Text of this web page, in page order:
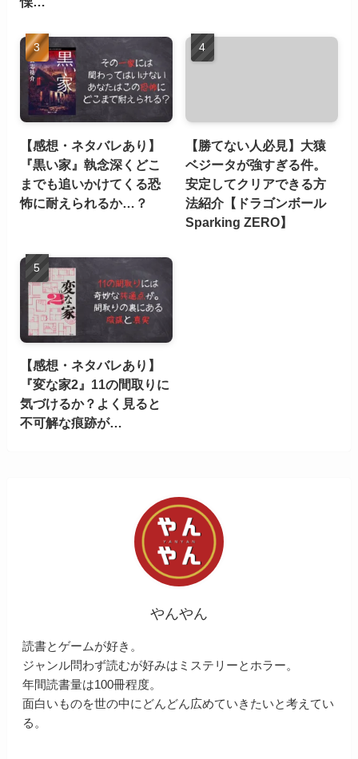
【感想・ネタバレあり】
『黒い家』執念深くどこ
までも追いかけてくる恐
怖に耐えられるか…？
【勝てない人必見】大猿
ベジータが強すぎる件。
安定してクリアできる方
法紹介【ドラゴンボール
Sparking ZERO】
【感想・ネタバレあり】
『変な家2』11の間取りに
気づけるか？よく見ると
不可解な痕跡が…
やんやん
読書とゲームが好き。
ジャンル問わず読むが好みはミステリーとホラー。
年間読書量は100冊程度。
面白いものを世の中にどんどん広めていきたいと考えてい
る。